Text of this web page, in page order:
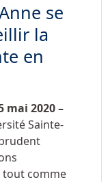
se
la
en
mai 2020 –
Sainte-
comme